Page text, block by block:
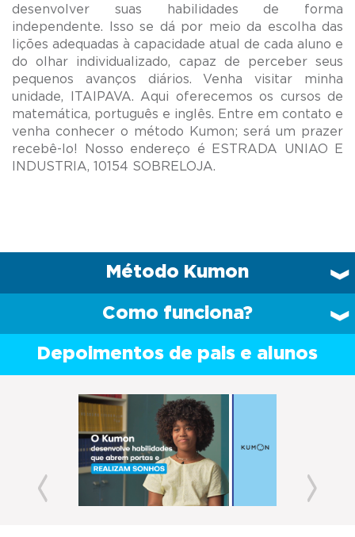
desenvolver suas habilidades de forma
independente. Isso se dá por meio da escolha das
lições adequadas à capacidade atual de cada aluno e
do olhar individualizado, capaz de perceber seus
pequenos avanços diários. Venha visitar minha
unidade, ITAIPAVA. Aqui oferecemos os cursos de
matemática, português e inglês. Entre em contato e
venha conhecer o método Kumon; será um prazer
recebê-lo! Nosso endereço é ESTRADA UNIAO E
Método Kumon
Como funciona?
Depoimentos de pais e alunos
Previous